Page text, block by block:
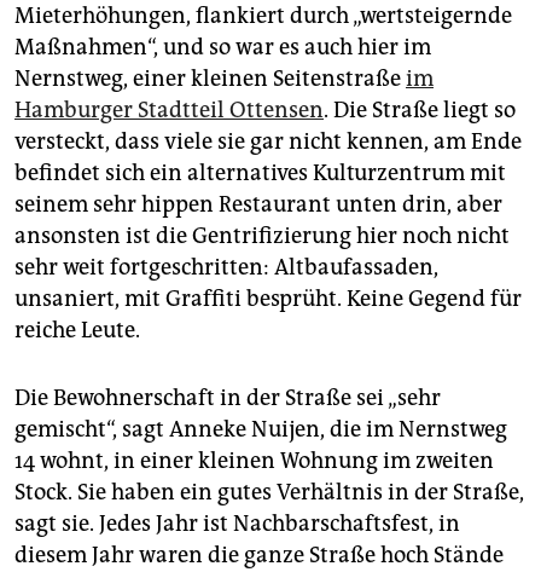
Mieterhöhungen, flankiert durch „wertsteigernde
Maßnahmen“, und so war es auch hier im
Nernstweg, einer kleinen Seitenstraßeim
Hamburger Stadtteil Ottensen. Die Straße liegt so
versteckt, dass viele sie gar nicht kennen, am Ende
befindet sich ein alternatives Kulturzentrum mit
seinem sehr hippen Restaurant unten drin, aber
ansonsten ist die Gentrifizierung hier noch nicht
sehr weit fortgeschritten: Altbaufassaden,
unsaniert, mit Graffiti besprüht. Keine Gegend für
reiche Leute.
Die Bewohnerschaft in der Straße sei „sehr
gemischt“, sagt Anneke Nuijen, die im Nernstweg
14 wohnt, in einer kleinen Wohnung im zweiten
Stock. Sie haben ein gutes Verhältnis in der Straße,
sagt sie. Jedes Jahr ist Nachbarschaftsfest, in
diesem Jahr waren die ganze Straße hoch Stände